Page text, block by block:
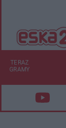
TERAZ
GRAMY